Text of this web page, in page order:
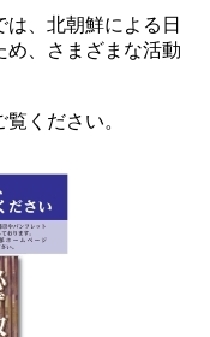
、北朝鮮による日
め、さまざまな活動
ください。